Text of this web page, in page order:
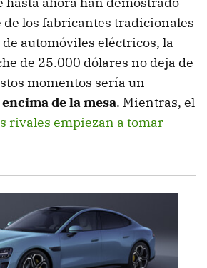
de los fabricantes tradicionales
automóviles eléctricos, la
de 25.000 dólares no deja de
momentos sería un
de la mesa. Mientras, el
rivales empiezan a tomar